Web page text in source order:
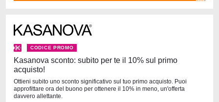
CODICE PROMO
Kasanova sconto: subito per te il 10% sul primo
acquisto!
Ottieni subito uno sconto significativo sul tuo primo acquisto. Puoi
approfittare ora del buono per ottenere il 10% in meno, un'offerta
davvero allettante.